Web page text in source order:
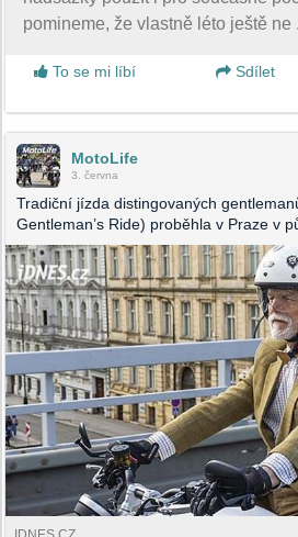
pomineme, že vlastně léto ještě ne
To se mi líbí
Sdílet
MotoLife
3. června
Tradiční jízda distingovaných
Gentleman’s Ride) proběhla v Praze v